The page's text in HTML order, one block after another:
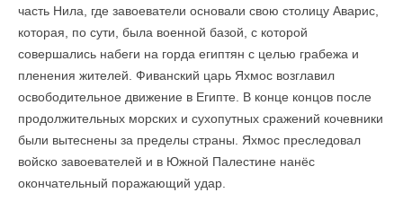
часть Нила, где завоеватели основали свою столицу Аварис,
которая, по сути, была военной базой, с которой
совершались набеги на горда египтян с целью грабежа и
пленения жителей. Фиванский царь Яхмос возглавил
освободительное движение в Египте. В конце концов после
продолжительных морских и сухопутных сражений кочевники
были вытеснены за пределы страны. Яхмос преследовал
войско завоевателей и в Южной Палестине нанёс
окончательный поражающий удар.